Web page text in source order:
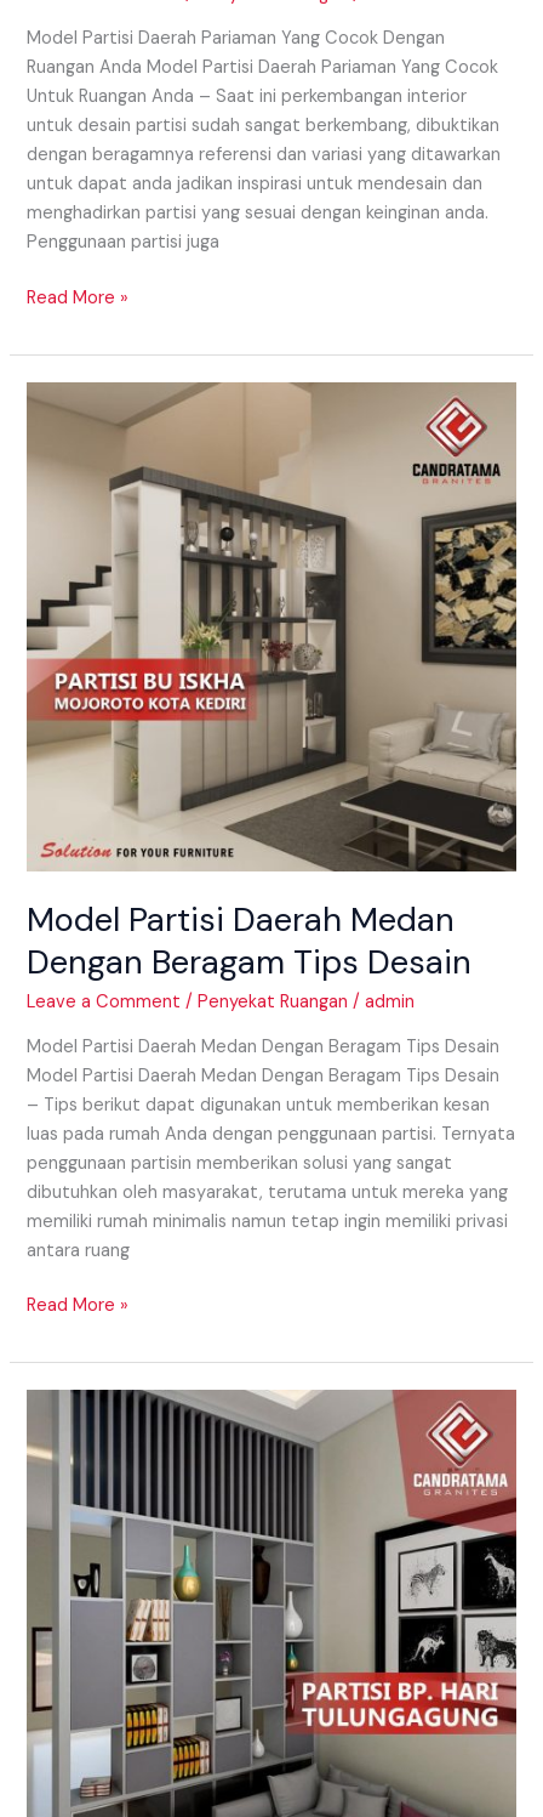
Model Partisi Daerah Pariaman Yang Cocok Dengan
Ruangan Anda Model Partisi Daerah Pariaman Yang Cocok
Untuk Ruangan Anda – Saat ini perkembangan interior
untuk desain partisi sudah sangat berkembang, dibuktikan
dengan beragamnya referensi dan variasi yang ditawarkan
untuk dapat anda jadikan inspirasi untuk mendesain dan
menghadirkan partisi yang sesuai dengan keinginan anda.
Penggunaan partisi juga
Read More »
Model Partisi Daerah Medan
Dengan Beragam Tips Desain
Leave a Comment /Penyekat Ruangan /admin
Model Partisi Daerah Medan Dengan Beragam Tips Desain
Model Partisi Daerah Medan Dengan Beragam Tips Desain
– Tips berikut dapat digunakan untuk memberikan kesan
luas pada rumah Anda dengan penggunaan partisi. Ternyata
penggunaan partisin memberikan solusi yang sangat
dibutuhkan oleh masyarakat, terutama untuk mereka yang
memiliki rumah minimalis namun tetap ingin memiliki privasi
antara ruang
Model
Desain
Read More »
Daerah
Catching
Untuk
Ruangan
Anda